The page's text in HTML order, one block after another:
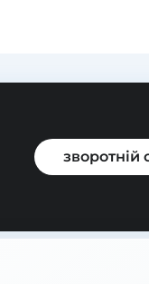
зворотній